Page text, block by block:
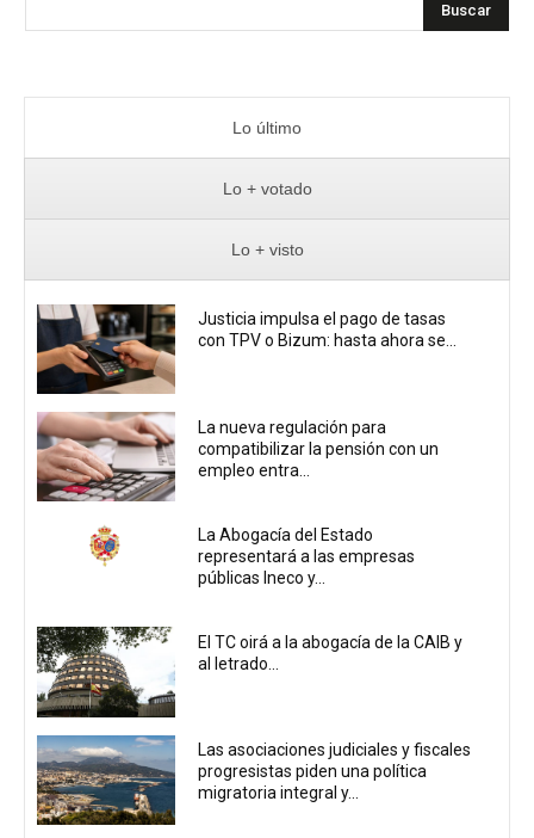
Buscar
Lo último
Lo + votado
Lo + visto
Justicia impulsa el pago de tasas
con TPV o Bizum: hasta ahora se...
La nueva regulación para
compatibilizar la pensión con un
empleo entra...
La Abogacía del Estado
representará a las empresas
públicas Ineco y...
El TC oirá a la abogacía de la CAIB y
al letrado...
Las asociaciones judiciales y fiscales
progresistas piden una política
migratoria integral y...